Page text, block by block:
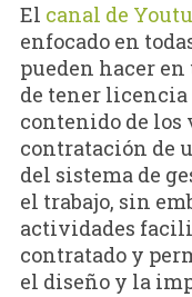
El canal de
enfocado en
pueden hacer
de tener licencia
contenido de los
contratación de
del sistema de
el trabajo, sin
actividades
contratado y
el diseño y la